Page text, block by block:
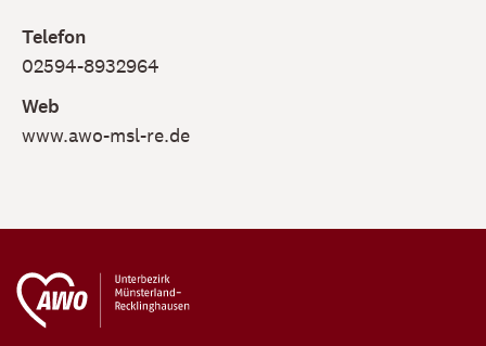
Telefon
02594-8932964
Web
www.awo-msl-re.de